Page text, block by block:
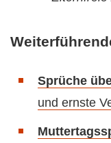
Sprüche
und ernste